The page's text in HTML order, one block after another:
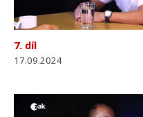
7. díl
17.09.2024